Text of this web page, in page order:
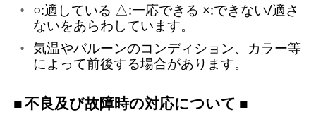
○:適している △:一応できる ×:できない/適さ
ないをあらわしています。
気温やバルーンのコンディション、カラー等
によって前後する場合があります。
不良及び故障時の対応について